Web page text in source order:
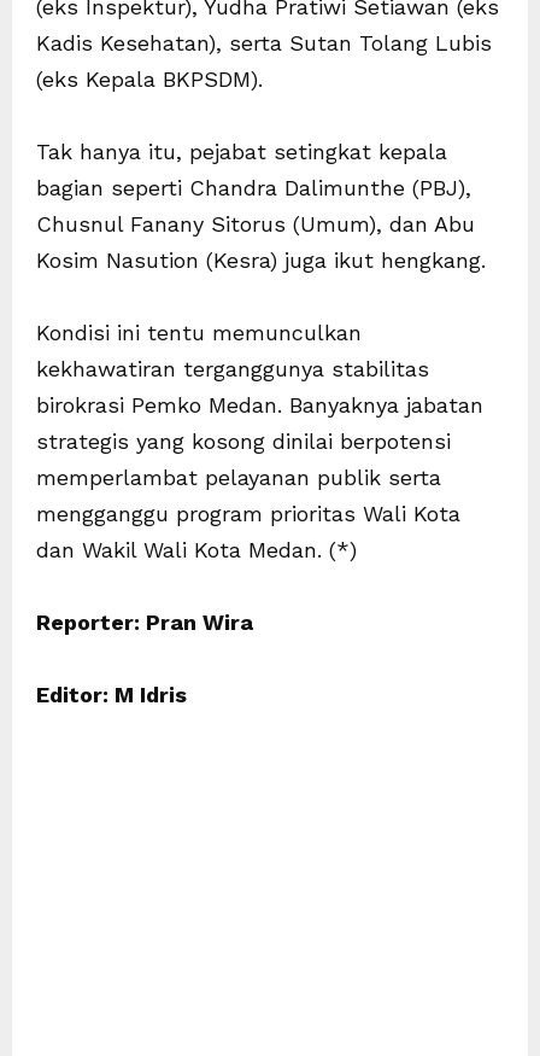
(eks Inspektur), Yudha Pratiwi Setiawan (eks
Kadis Kesehatan), serta Sutan Tolang Lubis
(eks Kepala BKPSDM).
Tak hanya itu, pejabat setingkat kepala
bagian seperti Chandra Dalimunthe (PBJ),
Chusnul Fanany Sitorus (Umum), dan Abu
Kosim Nasution (Kesra) juga ikut hengkang.
Kondisi ini tentu memunculkan
kekhawatiran terganggunya stabilitas
birokrasi Pemko Medan. Banyaknya jabatan
strategis yang kosong dinilai berpotensi
memperlambat pelayanan publik serta
mengganggu program prioritas Wali Kota
dan Wakil Wali Kota Medan. (*)
Reporter: Pran Wira
Editor: M Idris